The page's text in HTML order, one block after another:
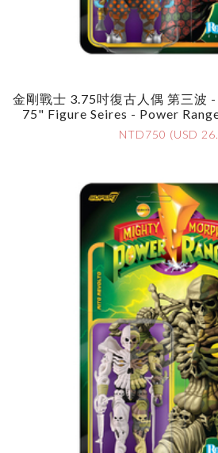
金剛戰士 3.75吋復古人偶 第三波
75" Figure Seires - Power
NTD750 (USD